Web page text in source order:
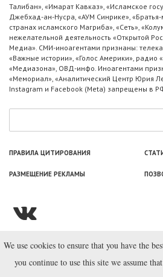
Талибан», «Имарат Кавказ», «Исламское
Джебхад-ан-Нусра, «АУМ Синрике»,
странах исламского Магриба», «Сеть»,
нежелательной деятельность «Открытой
Медиа». СМИ-иноагентами признаны:
«Важные истории», «Голос Америки», радио
«Медиазона», ОВД-инфо. Иноагентами
«Мемориал», «Аналитический Центр Юрия
Instagram и Facebook (Metа) запрещены в
ПРАВИЛА ЦИТИРОВАНИЯ
РАЗМЕЩЕНИЕ РЕКЛАМЫ
© ООО «Лаборатория
We use cookies to ensure that you have the
you continue to use this site we assume